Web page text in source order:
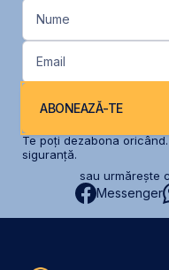
Nume
Email
ABONEAZĂ-TE
Te poți dezabona
siguranță.
sau urmărește
Messenger